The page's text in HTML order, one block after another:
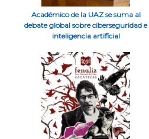
Académico de la UAZ se suma al
debate global sobre ciberseguridad e
inteligencia artificial